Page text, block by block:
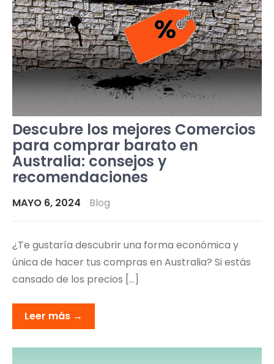
Descubre los mejores Comercios
para comprar barato en
Australia: consejos y
recomendaciones
MAYO 6, 2024 Blog
¿Te gustaría descubrir una forma económica y
única de hacer tus compras en Australia? Si estás
cansado de los precios […]
Leer más →